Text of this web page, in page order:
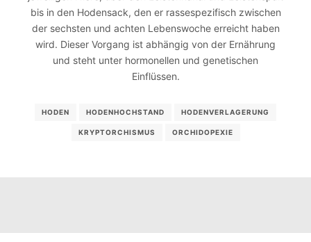
bis in den Hodensack, den er rassespezifisch zwischen
der sechsten und achten Lebenswoche erreicht haben
wird. Dieser Vorgang ist abhängig von der Ernährung
und steht unter hormonellen und genetischen
Einflüssen.
HODEN HODENHOCHSTAND HODENVERLAGERUNG
KRYPTORCHISMUS ORCHIDOPEXIE